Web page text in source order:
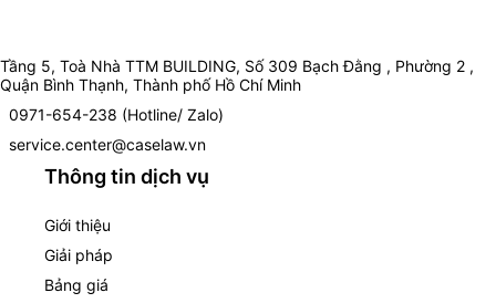
Tầng 5, Toà Nhà TTM BUILDING, Số 309 Bạch Đằng , Phường 2 ,
Quận Bình Thạnh, Thành phố Hồ Chí Minh
0971-654-238 (Hotline/ Zalo)
service.center@caselaw.vn
Thông tin dịch vụ
Giới thiệu
Giải pháp
Bảng giá